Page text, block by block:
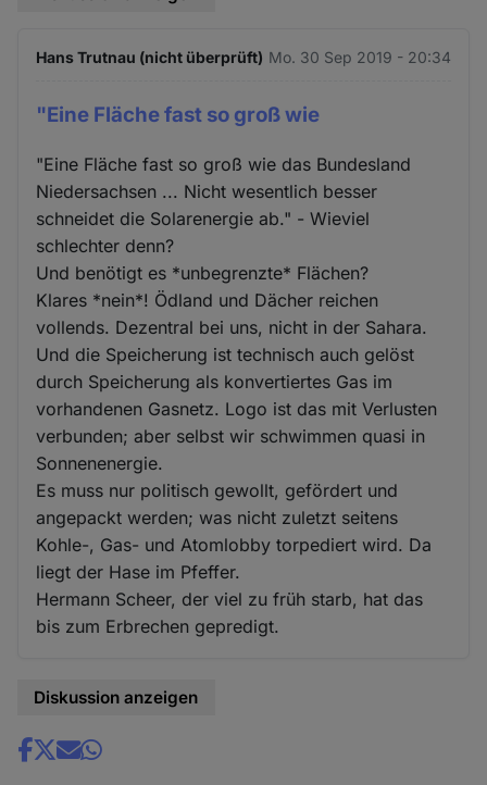
Hans Trutnau (nicht überprüft) Mo. 30 Sep 2019 - 20:34
"Eine Fläche fast so groß wie
"Eine Fläche fast so groß wie das Bundesland
Niedersachsen ... Nicht wesentlich besser
schneidet die Solarenergie ab." - Wieviel
schlechter denn?
Und benötigt es *unbegrenzte* Flächen?
Klares *nein*! Ödland und Dächer reichen
vollends. Dezentral bei uns, nicht in der Sahara.
Und die Speicherung ist technisch auch gelöst
durch Speicherung als konvertiertes Gas im
vorhandenen Gasnetz. Logo ist das mit Verlusten
verbunden; aber selbst wir schwimmen quasi in
Sonnenenergie.
Es muss nur politisch gewollt, gefördert und
angepackt werden; was nicht zuletzt seitens
Kohle-, Gas- und Atomlobby torpediert wird. Da
liegt der Hase im Pfeffer.
Hermann Scheer, der viel zu früh starb, hat das
bis zum Erbrechen gepredigt.
Diskussion anzeigen
Share